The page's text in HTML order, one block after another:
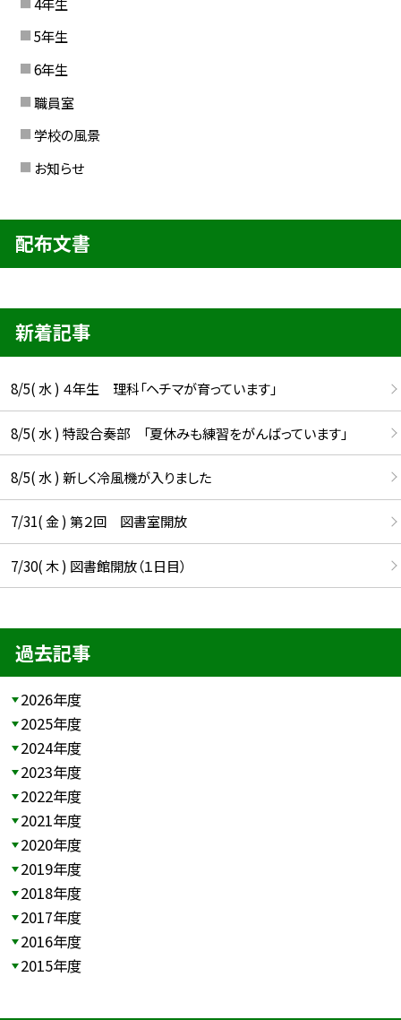
5年生
6年生
職員室
学校の風景
お知らせ
配布文書
新着記事
8/5( 水 ) ４年生 理科「ヘチマが育っています」
8/5( 水 ) 特設合奏部 「夏休みも練習をがんばっています」
8/5( 水 ) 新しく冷風機が入りました
7/31( 金 ) 第２回 図書室開放
7/30( 木 ) 図書館開放（１日目）
過去記事
2026年度
2025年度
2024年度
2023年度
2022年度
2021年度
2020年度
2019年度
2018年度
2017年度
2016年度
2015年度